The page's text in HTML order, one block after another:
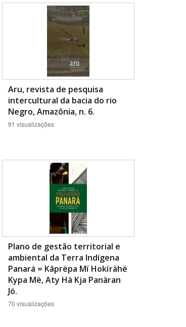
BUSCAR
Aru, revista de pesquisa
intercultural da bacia do rio
Negro, Amazônia, n. 6.
91 visualizações
Plano de gestão territorial e
ambiental da Terra Indígena
Panará = Kâprëpa Mï Hokïrähë
Kypa Më, Aty Hä Kja Panäran
Jö.
70 visualizações